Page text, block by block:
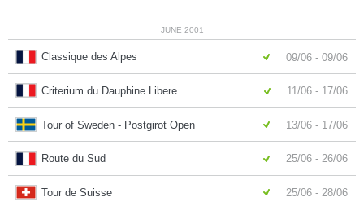
JUNE 2001
Classique des Alpes 09/06 - 09/06
Criterium du Dauphine Libere 11/06 - 17/06
Tour of Sweden - Postgirot Open 13/06 - 17/06
Route du Sud 25/06 - 26/06
Tour de Suisse 25/06 - 28/06